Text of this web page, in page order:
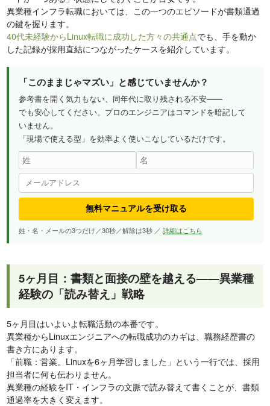
異業種インフラ転職においては、この一つのエピソードが書類通過
の鍵を握ります。
40代未経験からLinux転職に成功した方々の共通点でも、手を動か
した記録が採用直結につながったケースを紹介しています。
「このままじゃマズい」と感じていませんか？
参考書を開く気力もない、同年代に取り残される不安——
でも安心してください。プロのエンジニアはコマンドを暗記して
いません。
「現場で使える型」を効率よく使いこなしているだけです。
無料マニュアルを受け取る
姓・名・メールの3つだけ／30秒／解除は3秒 ／詳細はこちら
5ヶ月目：書類と面接の壁を越える——異業種
経験の「読み替え」戦略
5ヶ月目はいよいよ転職活動の本番です。
異業種からLinuxエンジニアへの転職成功のカギは、職務経歴書の
書き方にあります。
「前職：営業。Linuxを6ヶ月学習しました」という一行では、採用
担当者に何も伝わりません。
異業種の経験をIT・インフラの文脈で読み替えて書くことが、書類
通過率を大きく変えます。